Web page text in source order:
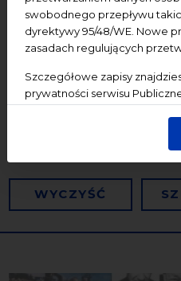
swobodnego przepływu
dyrektywy 95/48/WE. Nowe
zasadach regulujących
Szczegółowe zapisy
prywatności serwisu
Kultury w Gdańsku.
dane są przetwarzane w
starannością i zgodnie z
Data końcowa
Termin:
-Wszystkie- Dzisiaj Jutro
WYCZYŚĆ